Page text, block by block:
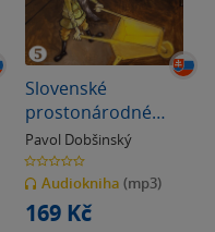
Slovenské
prostonárodné
povesti dľa P. E.
Dobšinského
(piata séria)
Pavol Dobšinský
0.0
z
5
hvězdiček
Audiokniha(mp3)
169 Kč